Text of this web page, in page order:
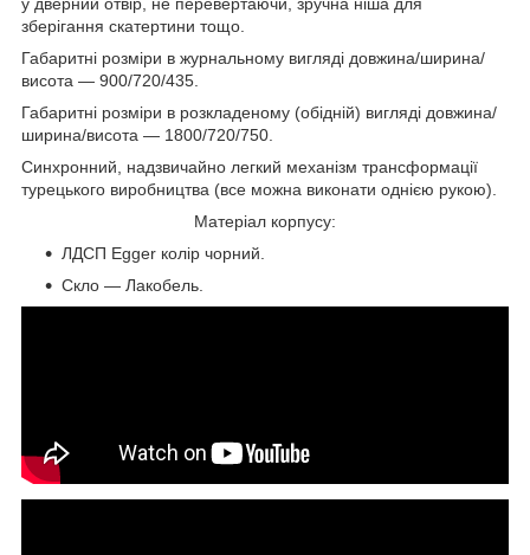
зберігання скатертини тощо.
Габаритні розміри в журнальному вигляді довжина/ширина/
висота — 900/720/435.
Габаритні розміри в розкладеному (обідній) вигляді довжина/
ширина/висота — 1800/720/750.
Синхронний, надзвичайно легкий механізм трансформації
турецького виробництва (все можна виконати однією рукою).
Матеріал корпусу:
ЛДСП Egger колір чорний.
Скло — Лакобель.